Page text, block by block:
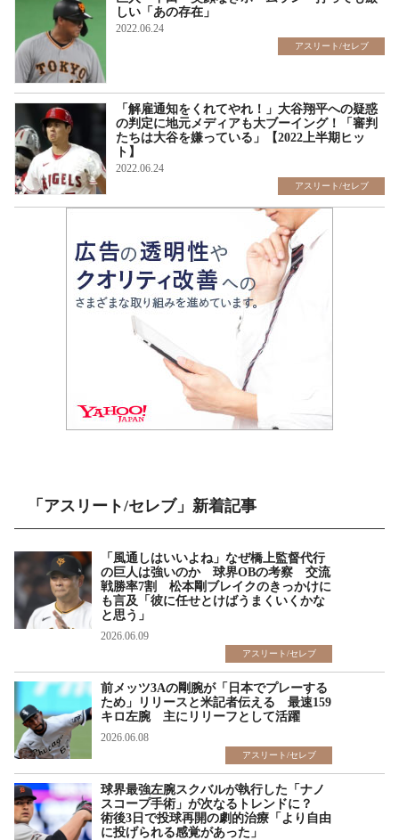
しい「あの存在」
2022.06.24
アスリート/セレブ
「解雇通知をくれてやれ！」大谷翔平への疑惑
の判定に地元メディアも大ブーイング！「審判
たちは大谷を嫌っている」【2022上半期ヒッ
ト】
2022.06.24
アスリート/セレブ
「アスリート/セレブ」新着記事
「風通しはいいよね」なぜ橋上監督代行
の巨人は強いのか 球界OBの考察 交流
戦勝率7割 松本剛ブレイクのきっかけに
も言及「彼に任せとけばうまくいくかな
と思う」
2026.06.09
アスリート/セレブ
前メッツ3Aの剛腕が「日本でプレーする
ため」リリースと米記者伝える 最速159
キロ左腕 主にリリーフとして活躍
2026.06.08
アスリート/セレブ
球界最強左腕スクバルが執行した「ナノ
スコープ手術」が次なるトレンドに？
術後3日で投球再開の劇的治療「より自由
に投げられる感覚があった」